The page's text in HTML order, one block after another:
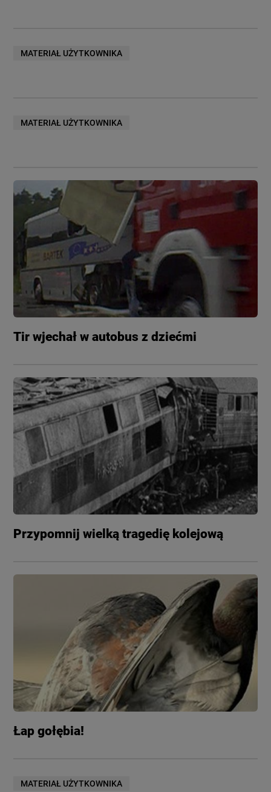
MATERIAŁ UŻYTKOWNIKA
MATERIAŁ UŻYTKOWNIKA
Tir wjechał w autobus z dziećmi
Przypomnij wielką tragedię kolejową
Łap gołębia!
MATERIAŁ UŻYTKOWNIKA